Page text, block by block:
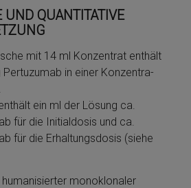
UND QUANTITATIVE
mit 14 ml Konzentrat enthält
in ei­ner Kon­zen­tra­
ein ml der Lö­sung ca.
für die Initialdosis und ca.
für die Erhaltungsdosis (siehe
monoklonaler